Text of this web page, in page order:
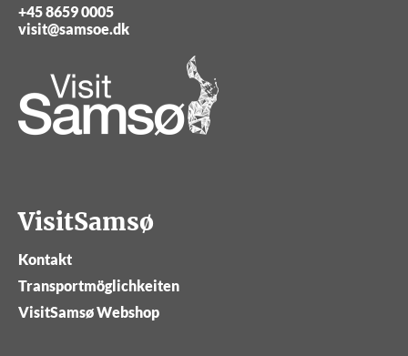
+45 8659 0005
visit@samsoe.dk
VisitSamsø
Kontakt
Transportmöglichkeiten
VisitSamsø Webshop